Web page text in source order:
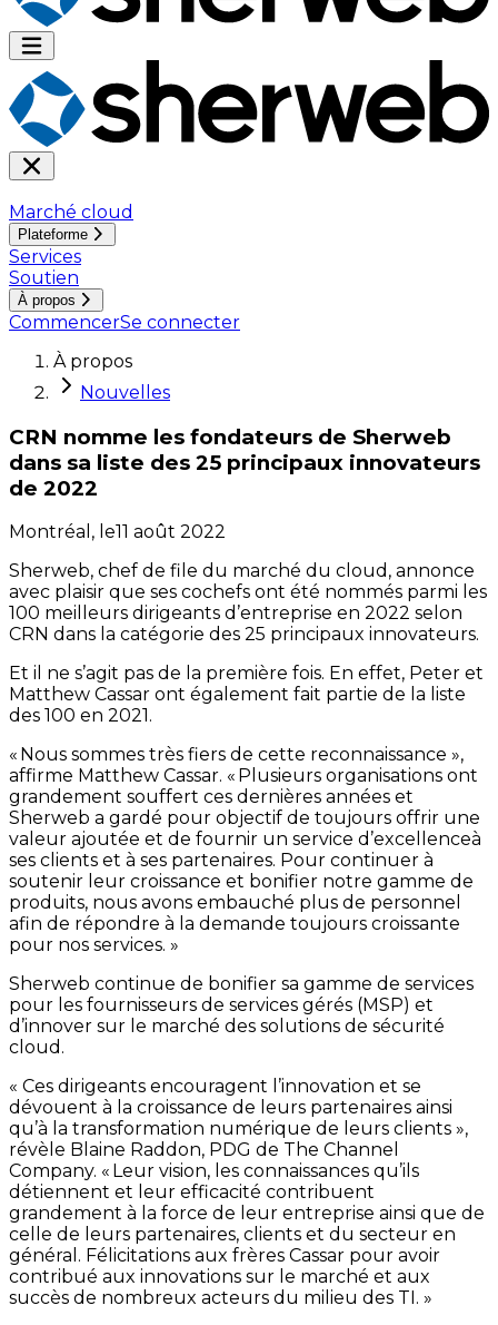
Marché cloud
Plateforme
Services
Soutien
À propos
CommencerSe connecter
À propos
Nouvelles
CRN nomme les fondateurs de Sherweb
dans sa liste des 25 principaux innovateurs
de 2022
Montréal, le11 août 2022
Sherweb, chef de file du marché du cloud, annonce
avec plaisir que ses cochefs ont été nommés parmi les
100 meilleurs dirigeants d’entreprise en 2022 selon
CRN dans la catégorie des 25 principaux innovateurs.
Et il ne s’agit pas de la première fois. En effet, Peter et
Matthew Cassar ont également fait partie de la liste
des 100 en 2021.
« Nous sommes très fiers de cette reconnaissance »,
affirme Matthew Cassar. « Plusieurs organisations ont
grandement souffert ces dernières années et
Sherweb a gardé pour objectif de toujours offrir une
valeur ajoutée et de fournir un service d’excellenceà
ses clients et à ses partenaires. Pour continuer à
soutenir leur croissance et bonifier notre gamme de
produits, nous avons embauché plus de personnel
afin de répondre à la demande toujours croissante
pour nos services. »
Sherweb continue de bonifier sa gamme de services
pour les fournisseurs de services gérés (MSP) et
d’innover sur le marché des solutions de sécurité
cloud.
« Ces dirigeants encouragent l’innovation et se
dévouent à la croissance de leurs partenaires ainsi
qu’à la transformation numérique de leurs clients »,
révèle Blaine Raddon, PDG de The Channel
Company. « Leur vision, les connaissances qu’ils
détiennent et leur efficacité contribuent
grandement à la force de leur entreprise ainsi que de
celle de leurs partenaires, clients et du secteur en
général. Félicitations aux frères Cassar pour avoir
contribué aux innovations sur le marché et aux
succès de nombreux acteurs du milieu des TI. »